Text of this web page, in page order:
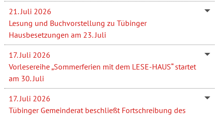
21. Juli 2026
Lesung und Buchvorstellung zu Tübinger
Hausbesetzungen am 23. Juli
17. Juli 2026
Vorlesereihe „Sommerferien mit dem LESE-HAUS“ startet
am 30. Juli
17. Juli 2026
Tübinger Gemeinderat beschließt Fortschreibung des